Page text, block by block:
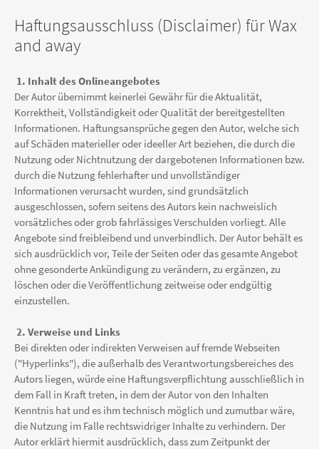
Haftungsausschluss (Disclaimer) für Wax
and away
1. Inhalt des Onlineangebotes
Der Autor übernimmt keinerlei Gewähr für die Aktualität,
Korrektheit, Vollständigkeit oder Qualität der bereitgestellten
Informationen. Haftungsansprüche gegen den Autor, welche sich
auf Schäden materieller oder ideeller Art beziehen, die durch die
Nutzung oder Nichtnutzung der dargebotenen Informationen bzw.
durch die Nutzung fehlerhafter und unvollständiger
Informationen verursacht wurden, sind grundsätzlich
ausgeschlossen, sofern seitens des Autors kein nachweislich
vorsätzliches oder grob fahrlässiges Verschulden vorliegt. Alle
Angebote sind freibleibend und unverbindlich. Der Autor behält es
sich ausdrücklich vor, Teile der Seiten oder das gesamte Angebot
ohne gesonderte Ankündigung zu verändern, zu ergänzen, zu
löschen oder die Veröffentlichung zeitweise oder endgültig
einzustellen.
2. Verweise und Links
Bei direkten oder indirekten Verweisen auf fremde Webseiten
("Hyperlinks"), die außerhalb des Verantwortungsbereiches des
Autors liegen, würde eine Haftungsverpflichtung ausschließlich in
dem Fall in Kraft treten, in dem der Autor von den Inhalten
Kenntnis hat und es ihm technisch möglich und zumutbar wäre,
die Nutzung im Falle rechtswidriger Inhalte zu verhindern. Der
Autor erklärt hiermit ausdrücklich, dass zum Zeitpunkt der